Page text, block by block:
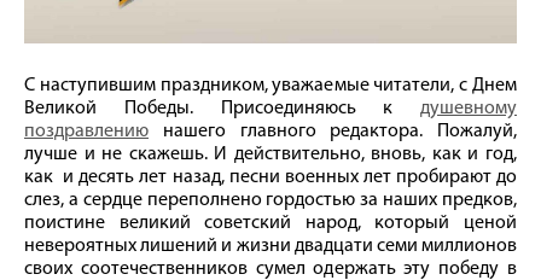
С наступившим праздником, уважаемые читатели, с Днем
Великой Победы. Присоединяюсь к душевному
поздравлению нашего главного редактора. Пожалуй,
лучше и не скажешь. И действительно, вновь, как и год,
как и десять лет назад, песни военных лет пробирают до
слез, а сердце переполнено гордостью за наших предков,
поистине великий советский народ, который ценой
невероятных лишений и жизни двадцати семи миллионов
своих соотечественников сумел одержать эту победу в